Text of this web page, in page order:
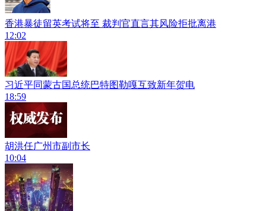
香港暴徒留英考试将至 裁判官直言其风险拒批离港
12:02
习近平同蒙古国总统巴特图勒嘎互致新年贺电
18:59
胡洪任广州市副市长
10:04